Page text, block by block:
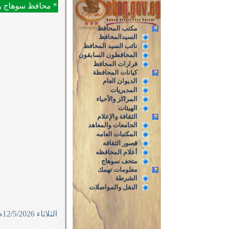
مكتب المحافظ
السيدالمحافظ
نائب السيد المحافظ
المحافظون السابقون
قرارات المحافظ
كيانات المحافظة
الديوان العام
المديريات
المراكز والأحياء
الهيئات
الثقافة والإعلام
الجامعات والمعاهد
المكتبات العامه
قصور الثقافه
أعلام المحافظه
متحف سوهاج
معلومات تهمك
الشرطة
النقل والمواصلات
* محافظ سوهاج
الثلاثاء 12/5/2026م